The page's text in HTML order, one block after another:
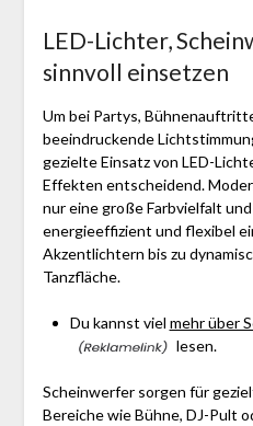
LED-Lichter,
sinnvoll einsetzen
Um bei Partys,
beeindruckende
gezielte Einsatz von LED-
Effekten entscheidend.
nur eine große Farbvielfalt
energieeffizient und flexibel
Akzentlichtern bis zu
Tanzfläche.
Du kannst viel mehr über
lesen.
Scheinwerfer sorgen für
Bereiche wie Bühne, DJ-Pult